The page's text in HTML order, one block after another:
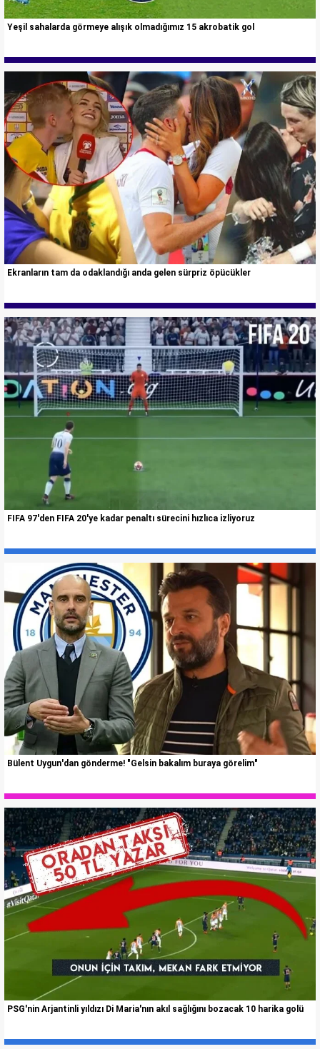
Yeşil sahalarda görmeye alışık olmadığımız 15 akrobatik gol
Ekranların tam da odaklandığı anda gelen sürpriz öpücükler
FIFA 97'den FIFA 20'ye kadar penaltı sürecini hızlıca izliyoruz
Bülent Uygun'dan gönderme! "Gelsin bakalım buraya görelim"
PSG'nin Arjantinli yıldızı Di Maria'nın akıl sağlığını bozacak 10 harika golü